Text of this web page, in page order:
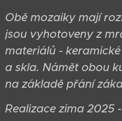
Obě mozaiky mají
jsou vyhotoveny z
materiálů -
a skla. Námět obou
na základě přání
Realizace zima 2025